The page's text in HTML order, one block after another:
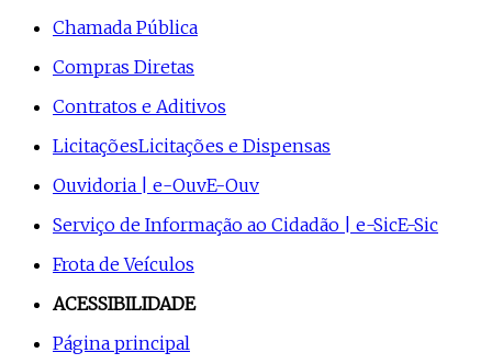
Chamada Pública
Compras Diretas
Contratos e Aditivos
LicitaçõesLicitações e Dispensas
Ouvidoria | e-OuvE-Ouv
Serviço de Informação ao Cidadão | e-SicE-Sic
Frota de Veículos
ACESSIBILIDADE
Página principal